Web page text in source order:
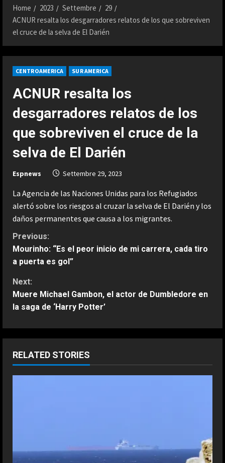
Home 2023 Settembre
29
ACNUR resalta los desgarradores relatos de los que sobreviven
el cruce de la selva de El Darién
CENTROAMERICA SUR AMERICA
ACNUR resalta los
desgarradores relatos de los
que sobreviven el cruce de la
selva de El Darién
Espnews Settembre 29, 2023
La Agencia de las Naciones Unidas para los Refugiados
alertó sobre los riesgos al cruzar la selva de El Darién y los
daños permanentes que causa a los migrantes.
C
o
n
t
i
u
a
Previous:
Mourinho: “Es el peor inicio de mi carrera, cada tiro
a puerta es gol”
Next:
Muere Michael Gambon, el actor de Dumbledore en
la saga de ‘Harry Potter’
RELATED STORIES